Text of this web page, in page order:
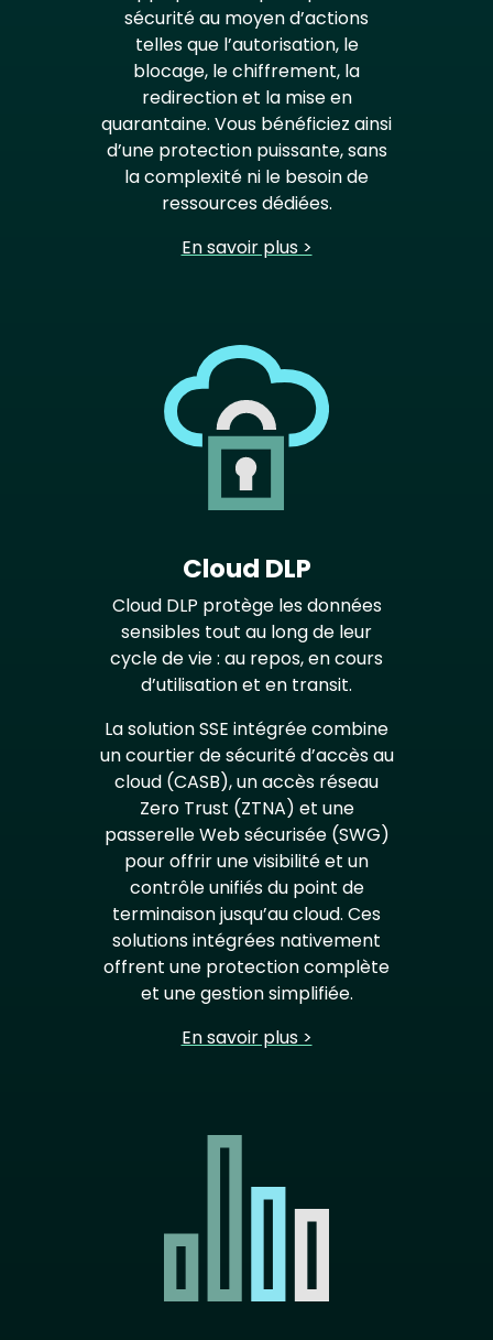
sécurité au moyen d’actions
telles que l’autorisation, le
blocage, le chiffrement, la
redirection et la mise en
quarantaine. Vous bénéficiez ainsi
d’une protection puissante, sans
la complexité ni le besoin de
ressources dédiées.
En savoir plus >
Cloud DLP
Cloud DLP protège les données
sensibles tout au long de leur
cycle de vie : au repos, en cours
d’utilisation et en transit.
La solution SSE intégrée combine
un courtier de sécurité d’accès au
cloud (CASB), un accès réseau
Zero Trust (ZTNA) et une
passerelle Web sécurisée (SWG)
pour offrir une visibilité et un
contrôle unifiés du point de
terminaison jusqu’au cloud. Ces
solutions intégrées nativement
offrent une protection complète
et une gestion simplifiée.
En savoir plus >